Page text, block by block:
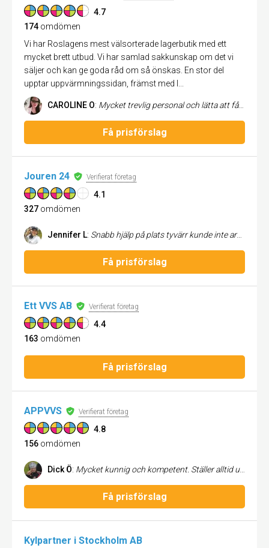
4.7
174 omdömen
Vi har Roslagens mest välsorterade lagerbutik med ett
mycket brett utbud. Vi har samlad sakkunskap om det vi
säljer och kan ge goda råd om så önskas. En stor del
upptar uppvärmningssidan, främst med I...
CAROLINE O: Mycket trevlig personal och lätta att få tag på. Kunde hjälpa oss galant med det vi behövde. Och snyggt blev det. Blev ett missförstånd som gjorde att Göthes förutsättningar inte blev helt som tänkt men det löste dem utan problem. Där med blev deras jobb blev lite dyrare än offerten men helt okej pris ändå. Har bett dem komma hit igen och kolla på ett till jobb. Kan starkt rekommendera!
Få prisförslag
Jouren 24 Verifierat företag
4.1
327 omdömen
Jennifer L: Snabb hjälp på plats tyvärr kunde inte arbetet utföras då det var en annan åtgärd som behövdes göras. Men servicen var bra
Få prisförslag
Ett VVS AB Verifierat företag
4.4
163 omdömen
Få prisförslag
APPVVS Verifierat företag
4.8
156 omdömen
Dick Ö: Mycket kunnig och kompetent. Ställer alltid upp och har ett vänligt bemötande.
Få prisförslag
Kylpartner i Stockholm AB